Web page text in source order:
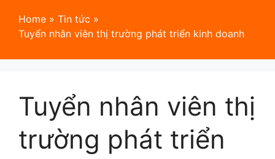
Home » Tin tức »
Tuyển nhân viên thị trường phát triển kinh doanh
Tuyển nhân viên thị
trường phát triển